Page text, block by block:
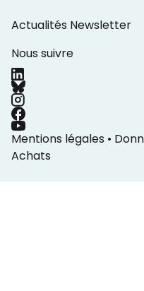
Actualités Newsletter
Nous suivre
Mentions légales •
Achats